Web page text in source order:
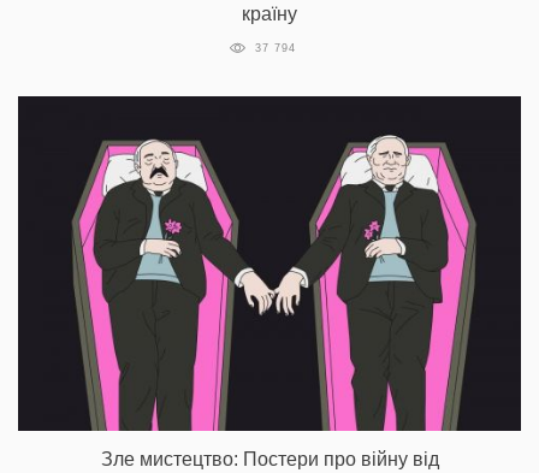
країну
37 794
Зле мистецтво: Постери про війну від